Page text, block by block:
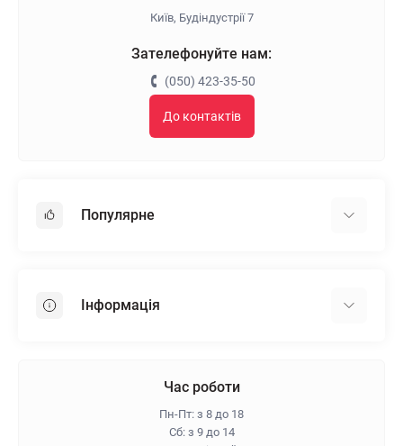
Київ, Будіндустрії 7
Зателефонуйте нам:
(050) 423-35-50
До контактів
Популярне
Пінопласт
Інформація
Гарантія та повернення
Час роботи
Пн-Пт: з 8 до 18
Сб: з 9 до 14